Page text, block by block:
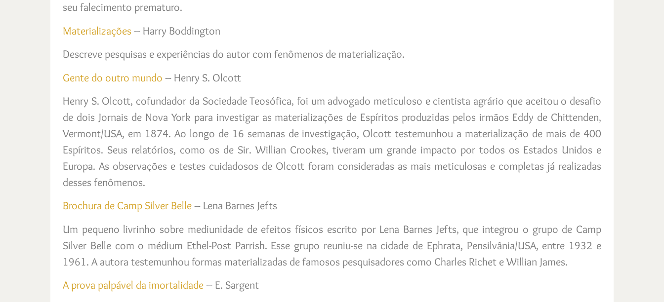
seu falecimento prematuro.
Materializações – Harry Boddington
Descreve pesquisas e experiências do autor com fenômenos de materialização.
Gente do outro mundo – Henry S. Olcott
Henry S. Olcott, cofundador da Sociedade Teosófica, foi um advogado meticuloso e cientista agrário que aceitou o desafio
de dois Jornais de Nova York para investigar as materializações de Espíritos produzidas pelos irmãos Eddy de Chittenden,
Vermont/USA, em 1874. Ao longo de 16 semanas de investigação, Olcott testemunhou a materialização de mais de 400
Espíritos. Seus relatórios, como os de Sir. Willian Crookes, tiveram um grande impacto por todos os Estados Unidos e
Europa. As observações e testes cuidadosos de Olcott foram consideradas as mais meticulosas e completas já realizadas
desses fenômenos.
Brochura de Camp Silver Belle– Lena Barnes Jefts
Um pequeno livrinho sobre mediunidade de efeitos físicos escrito por Lena Barnes Jefts, que integrou o grupo de Camp
Silver Belle com o médium Ethel-Post Parrish. Esse grupo reuniu-se na cidade de Ephrata, Pensilvânia/USA, entre 1932 e
1961. A autora testemunhou formas materializadas de famosos pesquisadores como Charles Richet e Willian James.
A prova palpável da imortalidade– E. Sargent